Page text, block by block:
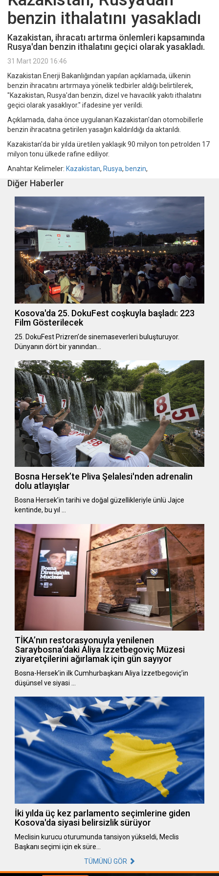
benzin ithalatını yasakladı
Kazakistan, ihracatı artırma önlemleri kapsamında
Rusya'dan benzin ithalatını geçici olarak yasakladı.
31 Mart 2020 16:46
Kazakistan Enerji Bakanlığından yapılan açıklamada, ülkenin
benzin ihracatını artırmaya yönelik tedbirler aldığı belirtilerek,
"Kazakistan, Rusya'dan benzin, dizel ve havacılık yakıtı ithalatını
geçici olarak yasaklıyor." ifadesine yer verildi.
Açıklamada, daha önce uygulanan Kazakistan'dan otomobillerle
benzin ihracatına getirilen yasağın kaldırıldığı da aktarıldı.
Kazakistan'da bir yılda üretilen yaklaşık 90 milyon ton petrolden 17
milyon tonu ülkede rafine ediliyor.
Anahtar Kelimeler: Kazakistan, Rusya, benzin,
Diğer Haberler
Kosova'da 25. DokuFest coşkuyla başladı: 223
Film Gösterilecek
25. DokuFest Prizren’de sinemaseverleri buluşturuyor.
Dünyanın dört bir yanından…
Bosna Hersek’te Pliva Şelalesi'nden adrenalin
dolu atlayışlar
Bosna Hersek’in tarihi ve doğal güzellikleriyle ünlü Jajce
kentinde, bu yıl …
TİKA’nın restorasyonuyla yenilenen
Saraybosna’daki Aliya İzzetbegoviç Müzesi
ziyaretçilerini ağırlamak için gün sayıyor
Bosna-Hersek’in ilk Cumhurbaşkanı Aliya İzzetbegoviç’in
düşünsel ve siyasi …
İki yılda üç kez parlamento seçimlerine giden
Kosova'da siyasi belirsizlik sürüyor
Meclisin kurucu oturumunda tansiyon yükseldi, Meclis
Başkanı seçimi için ek süre…
TÜMÜNÜ GÖR